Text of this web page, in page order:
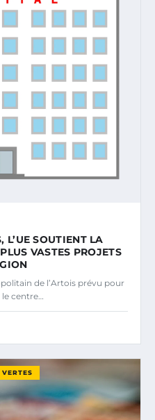
L’UE SOUTIENT LA
VASTES PROJETS
de l’Artois prévu pour
centre…